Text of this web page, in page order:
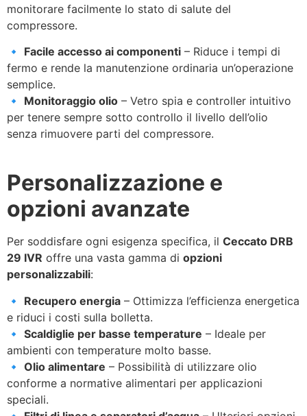
monitorare facilmente lo stato di salute del
compressore.
🔹 Facile accesso ai componenti – Riduce i tempi di
fermo e rende la manutenzione ordinaria un’operazione
semplice.
🔹 Monitoraggio olio – Vetro spia e controller intuitivo
per tenere sempre sotto controllo il livello dell’olio
senza rimuovere parti del compressore.
Personalizzazione e
opzioni avanzate
Per soddisfare ogni esigenza specifica, il Ceccato DRB
29 IVR offre una vasta gamma di opzioni
personalizzabili:
🔹 Recupero energia – Ottimizza l’efficienza energetica
e riduci i costi sulla bolletta.
🔹 Scaldiglie per basse temperature – Ideale per
ambienti con temperature molto basse.
🔹 Olio alimentare – Possibilità di utilizzare olio
conforme a normative alimentari per applicazioni
speciali.